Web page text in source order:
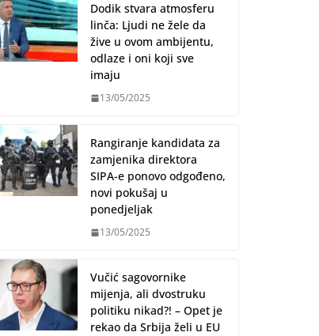
Dodik stvara atmosferu
linča: Ljudi ne žele da
žive u ovom ambijentu,
odlaze i oni koji sve
imaju
13/05/2025
Rangiranje kandidata za
zamjenika direktora
SIPA-e ponovo odgođeno,
novi pokušaj u
ponedjeljak
13/05/2025
Vučić sagovornike
mijenja, ali dvostruku
politiku nikad?! – Opet je
rekao da Srbija želi u EU